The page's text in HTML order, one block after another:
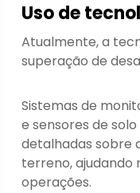
Uso de
Atualmente, a
superação de
Sistemas de
e sensores de
detalhadas sobre
terreno, ajudando
operações.